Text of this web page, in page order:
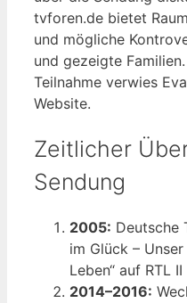
tvforen.de bietet
und mögliche
und gezeigte
Teilnahme verwies
Website.
Zeitlicher
Sendung
2005: Deutsche
im Glück –
Leben“ auf RTL II
2014–2016: